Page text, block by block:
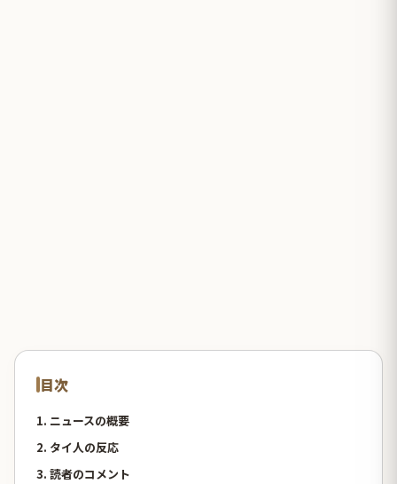
目次
1. ニュースの概要
2. タイ人の反応
3. 読者のコメント